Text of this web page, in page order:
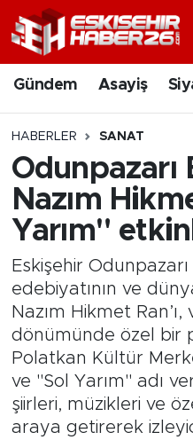
Gündem Asayiş
HABERLER SANAT
Odunpazarı
Nazım
Yarım"
Eskişehir
edebiyatının ve
Nazım Hikmet Ran’ı,
dönümünde özel bir
Polatkan Kültür
ve "Sol Yarım" adı
şiirleri, müzikleri ve
araya getirerek
Gündem
Asayiş
Siyaset
Spor
Ekonomi
Eğitim
Sanat
Bölge
Nöbetçi Eczaneler
Hava Durumu
Trafik Durumu
Süper Lig Puan
Son Dakika
Haber Arşivi